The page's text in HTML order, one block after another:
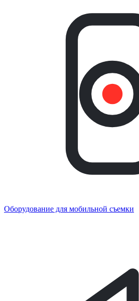
Оборудование для мобильной съемки